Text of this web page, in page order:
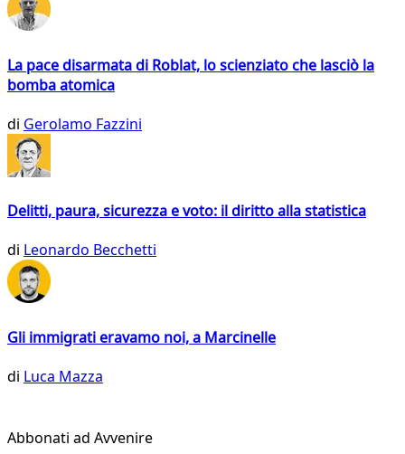
La pace disarmata di Roblat, lo scienziato che lasciò la
bomba atomica
di Gerolamo Fazzini
Delitti, paura, sicurezza e voto: il diritto alla statistica
di Leonardo Becchetti
Gli immigrati eravamo noi, a Marcinelle
di Luca Mazza
Abbonati ad Avvenire